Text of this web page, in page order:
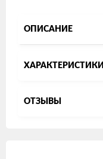
ОПИСАНИЕ
ХАРАКТЕРИСТИКИ
ОТЗЫВЫ